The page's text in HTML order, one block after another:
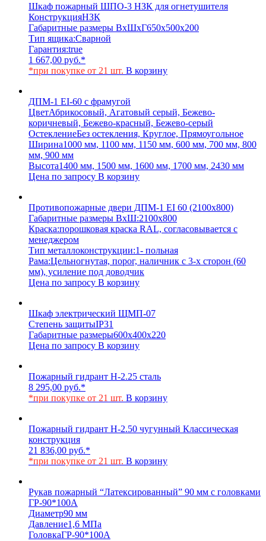
Шкаф пожарный ШПО-3 НЗК для огнетушителя
КонструкцияНЗК
Габаритные размеры ВхШхГ650х500х200
Тип ящика:Сварной
Гарантия:true
1 667,00 руб.*
*при покупке от 21 шт. В корзину
ДПМ-1 EI-60 с фрамугой
ЦветАбрикосовый, Агатовый серый, Бежево-
коричневый, Бежево-красный, Бежево-серый
ОстеклениеБез остекления, Круглое, Прямоугольное
Ширина1000 мм, 1100 мм, 1150 мм, 600 мм, 700 мм, 800
мм, 900 мм
Высота1400 мм, 1500 мм, 1600 мм, 1700 мм, 2430 мм
Цена по запросу В корзину
Противопожарные двери ДПМ-1 EI 60 (2100х800)
Габаритные размеры ВхШ:2100х800
Краска:порошковая краска RAL, согласовывается с
менеджером
Тип металлоконструкции:1- польная
Рама:Цельногнутая, порог, наличник с 3-х сторон (60
мм), усиление под доводчик
Цена по запросу В корзину
Шкаф электрический ЩМП-07
Степень защитыIP31
Габаритные размеры600х400х220
Цена по запросу В корзину
Пожарный гидрант Н-2.25 сталь
8 295,00 руб.*
*при покупке от 21 шт. В корзину
Пожарный гидрант Н-2.50 чугунный Классическая
конструкция
21 836,00 руб.*
*при покупке от 21 шт. В корзину
Рукав пожарный “Латексированный” 90 мм с головками
ГР-90*100А
Диаметр90 мм
Давление1,6 МПа
ГоловкаГР-90*100А